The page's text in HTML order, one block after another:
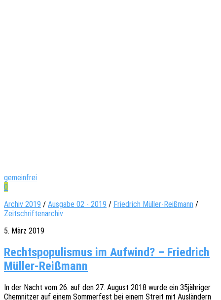
gemeinfrei
0
Archiv 2019 / Ausgabe 02 - 2019 / Friedrich Müller-Reißmann /
Zeitschriftenarchiv
5. März 2019
Rechtspopulismus im Aufwind? – Friedrich
Müller-Reißmann
In der Nacht vom 26. auf den 27. August 2018 wurde ein 35jähriger
Chem­nit­zer auf einem Sommer­fest bei einem Streit mit Auslän­dern